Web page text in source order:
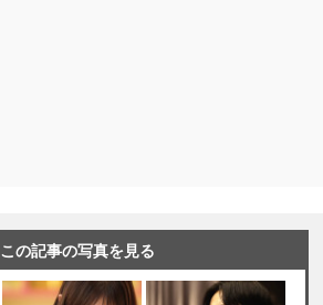
この記事の写真を見る